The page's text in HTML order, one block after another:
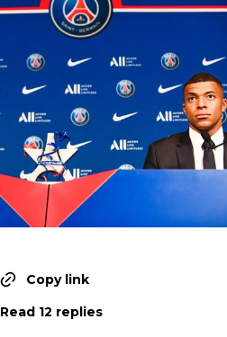
Copy link
Read 12 replies